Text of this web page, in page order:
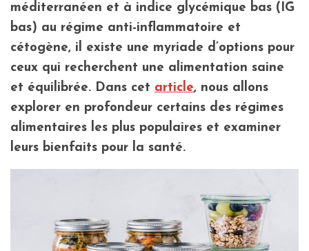
méditerranéen et à indice glycémique bas (IG
bas) au régime anti-inflammatoire et
cétogène, il existe une myriade d’options pour
ceux qui recherchent une alimentation saine
et équilibrée. Dans cet article, nous allons
explorer en profondeur certains des régimes
alimentaires les plus populaires et examiner
leurs bienfaits pour la santé.